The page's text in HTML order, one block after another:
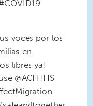
voces por los
en
libres ya!
@ACFHHS